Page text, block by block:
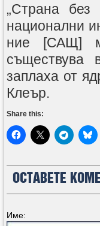
„Страна без
национални
ние [САЩ]
съществува
заплаха от
Клеър.
Share this:
ОСТАВЕТЕ
Име: